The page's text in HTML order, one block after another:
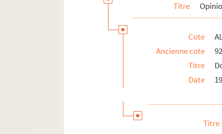
Titre
Cote
Ancienne cote
Titre
Date
Titre